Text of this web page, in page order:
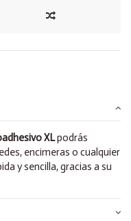
XLpodrás
encimeras o cualquier
y sencilla, gracias a su